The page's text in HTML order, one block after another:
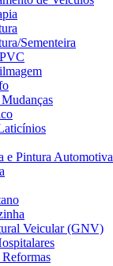
Sementeira
e Pintura Automotiva
Veicular (GNV)
Reformas